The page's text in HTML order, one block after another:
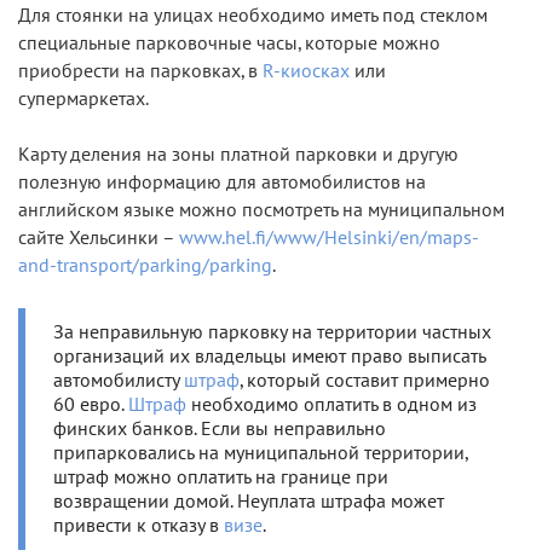
Для стоянки на улицах необходимо иметь под стеклом
специальные парковочные часы, которые можно
приобрести на парковках, в R-киосках или
супермаркетах.
Карту деления на зоны платной парковки и другую
полезную информацию для автомобилистов на
английском языке можно посмотреть на муниципальном
сайте Хельсинки – www.hel.fi/www/Helsinki/en/maps-
and-transport/parking/parking.
За неправильную парковку на территории частных
организаций их владельцы имеют право выписать
автомобилистуштраф, который составит примерно
60 евро. Штраф необходимо оплатить в одном из
финских банков. Если вы неправильно
припарковались на муниципальной территории,
штраф можно оплатить на границе при
возвращении домой. Неуплата штрафа может
привести к отказу в визе.